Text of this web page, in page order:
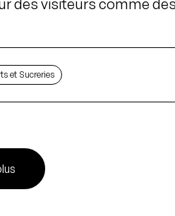
des visiteurs comme
et Sucreries